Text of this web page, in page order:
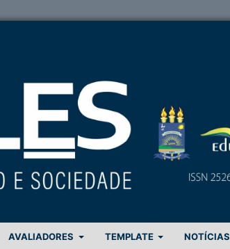
AVALIADORES TEMPLATE NOTÍCIAS